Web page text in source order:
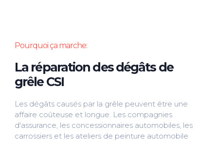
Pourquoi ça marche:
La réparation des dégâts de
grêle CSI
Les dégâts causés par la grêle peuvent être une
affaire coûteuse et longue. Les compagnies
d'assurance, les concessionnaires automobiles, les
carrossiers et les ateliers de peinture automobile